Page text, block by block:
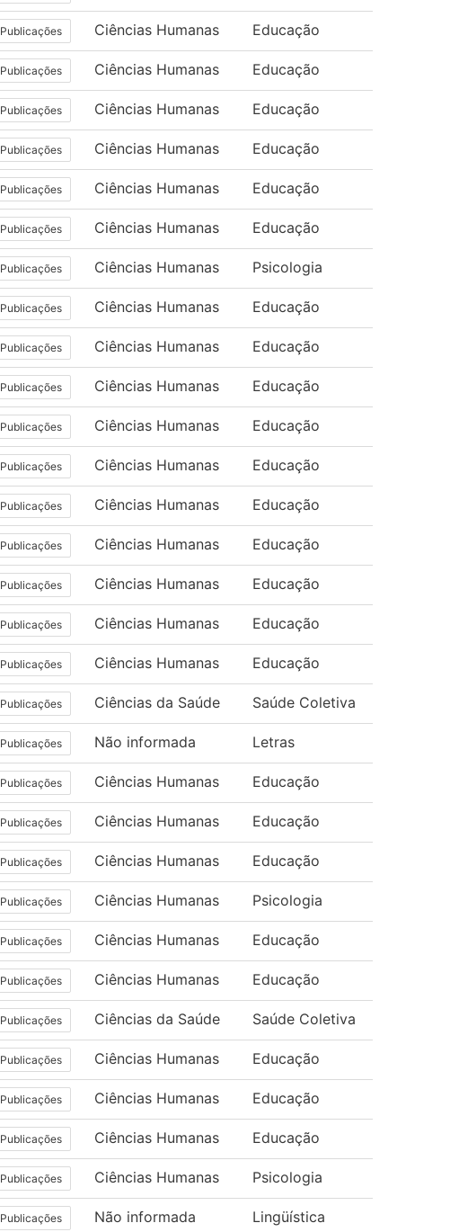
Publicações Ciências Humanas Educação
Publicações Ciências Humanas Educação
Publicações Ciências Humanas Educação
Publicações Ciências Humanas Educação
Publicações Ciências Humanas Educação
Publicações Ciências Humanas Educação
Publicações Ciências Humanas Psicologia
Publicações Ciências Humanas Educação
Publicações Ciências Humanas Educação
Publicações Ciências Humanas Educação
Publicações Ciências Humanas Educação
Publicações Ciências Humanas Educação
Publicações Ciências Humanas Educação
Publicações Ciências Humanas Educação
Publicações Ciências Humanas Educação
Publicações Ciências Humanas Educação
Publicações Ciências Humanas Educação
Publicações Ciências da Saúde Saúde Coletiva
Publicações Não informada Letras
Publicações Ciências Humanas Educação
Publicações Ciências Humanas Educação
Publicações Ciências Humanas Educação
Publicações Ciências Humanas Psicologia
Publicações Ciências Humanas Educação
Publicações Ciências Humanas Educação
Publicações Ciências da Saúde Saúde Coletiva
Publicações Ciências Humanas Educação
Publicações Ciências Humanas Educação
Publicações Ciências Humanas Educação
Publicações Ciências Humanas Psicologia
Publicações Não informada Lingüística